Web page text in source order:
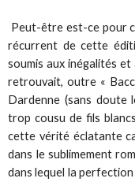
Peut-être est-ce pour
récurrent de cette
soumis aux inégalités et
retrouvait, outre «
Dardenne (sans doute
trop cousu de fils
cette vérité éclatante
dans le sublimement
dans lequel la perfection